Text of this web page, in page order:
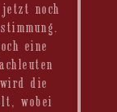
noch
eine
die
wobei